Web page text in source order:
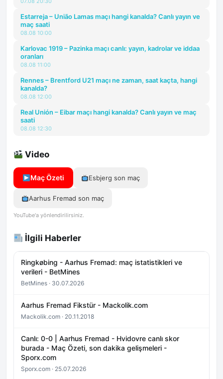
Estarreja – União Lamas maçı hangi kanalda? Canlı yayın ve
maç saati
08.08 10:00
Karlovac 1919 – Pazinka maçı canlı: yayın, kadrolar ve iddaa
oranları
08.08 11:00
Rennes – Brentford U21 maçı ne zaman, saat kaçta, hangi
kanalda?
08.08 12:00
Real Unión – Eibar maçı hangi kanalda? Canlı yayın ve maç
saati
08.08 12:30
Video
Maç Özeti Esbjerg son maç
Aarhus Fremad son maç
YouTube'a yönlendirilirsiniz.
İlgili Haberler
Ringkøbing - Aarhus Fremad: maç istatistikleri ve
verileri - BetMines
BetMines · 30.07.2026
Aarhus Fremad Fikstür - Mackolik.com
Mackolik.com · 20.11.2018
Canlı: 0-0 | Aarhus Fremad - Hvidovre canlı skor
burada - Maç Özeti, son dakika gelişmeleri -
Sporx.com
Sporx.com · 25.07.2026